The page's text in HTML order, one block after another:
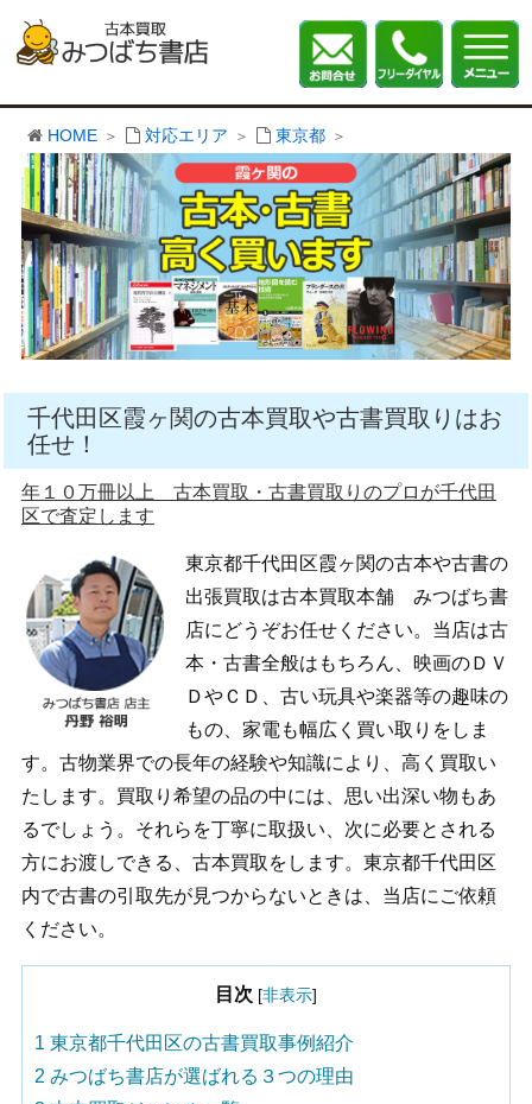
HOME 対応エリア 東京都
千代田区霞ヶ関の古本買取や古書買取りはお
任せ！
年１０万冊以上 古本買取・古書買取りのプロが千代田
区で査定します
東京都千代田区霞ヶ関の古本や古書の
出張買取は古本買取本舗 みつばち書
店にどうぞお任せください。当店は古
本・古書全般はもちろん、映画のＤＶ
ＤやＣＤ、古い玩具や楽器等の趣味の
もの、家電も幅広く買い取りをしま
す。古物業界での長年の経験や知識により、高く買取い
たします。買取り希望の品の中には、思い出深い物もあ
るでしょう。それらを丁寧に取扱い、次に必要とされる
方にお渡しできる、古本買取をします。東京都千代田区
内で古書の引取先が見つからないときは、当店にご依頼
ください。
目次 [非表示]
1 東京都千代田区の古書買取事例紹介
2 みつばち書店が選ばれる３つの理由